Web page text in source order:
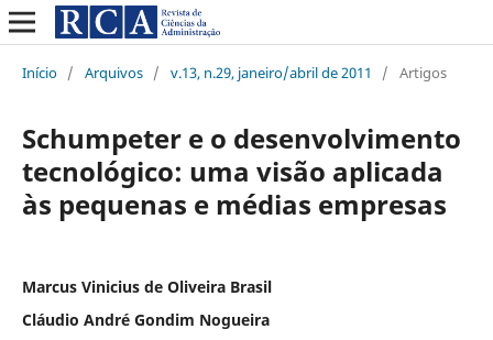
Início / Arquivos / v.13, n.29, janeiro/abril de 2011 / Artigos
Schumpeter e o desenvolvimento
tecnológico: uma visão aplicada
às pequenas e médias empresas
Marcus Vinicius de Oliveira Brasil
Cláudio André Gondim Nogueira